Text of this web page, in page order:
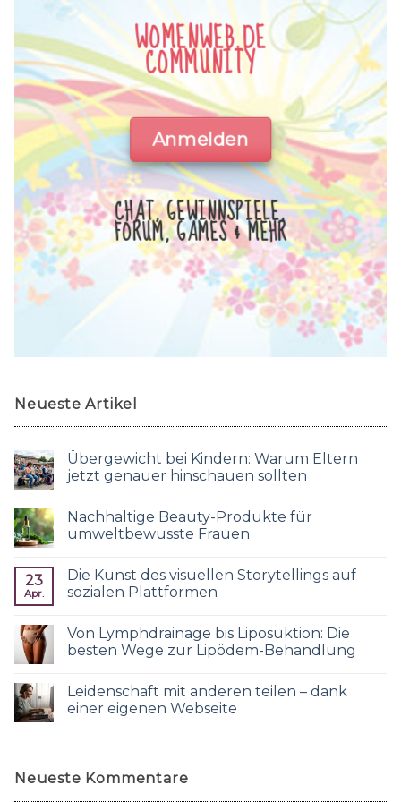
WOMENWEB.DE
COMMUNITY
Anmelden
CHAT, GEWINNSPIELE,
FORUM, GAMES & MEHR
Neueste Artikel
Übergewicht bei Kindern: Warum Eltern
jetzt genauer hinschauen sollten
Nachhaltige Beauty-Produkte für
umweltbewusste Frauen
23
Apr.
Die Kunst des visuellen Storytellings auf
sozialen Plattformen
Von Lymphdrainage bis Liposuktion: Die
besten Wege zur Lipödem-Behandlung
Leidenschaft mit anderen teilen – dank
einer eigenen Webseite
Neueste Kommentare